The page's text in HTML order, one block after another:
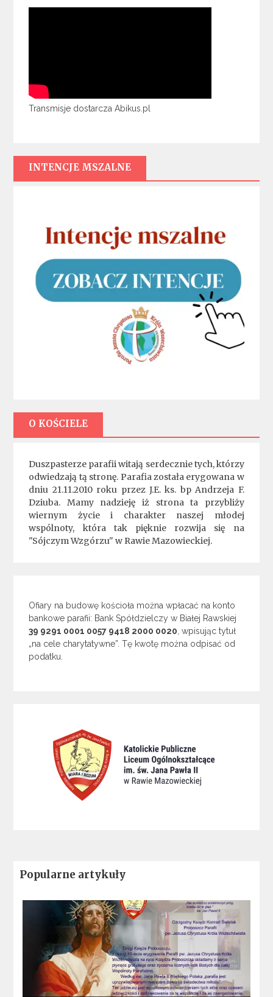
Transmisje dostarcza Abikus.pl
INTENCJE MSZALNE
O KOŚCIELE
Duszpasterze parafii witają serdecznie tych, którzy
odwiedzają tą stronę. Parafia została erygowana w
dniu 21.11.2010 roku przez J.E. ks. bp Andrzeja F.
Dziuba. Mamy nadzieję iż strona ta przybliży
wiernym życie i charakter naszej młodej
wspólnoty, która tak pięknie rozwija się na
"Sójczym Wzgórzu" w Rawie Mazowieckiej.
Ofiary na budowę kościoła można wpłacać na konto
bankowe parafii: Bank Spółdzielczy w Białej Rawskiej
39 9291 0001 0057 9418 2000 0020, wpisując tytuł
„na cele charytatywne”. Tę kwotę można odpisać od
podatku.
Popularne artykuły